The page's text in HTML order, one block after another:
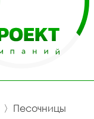
〉 Песочницы